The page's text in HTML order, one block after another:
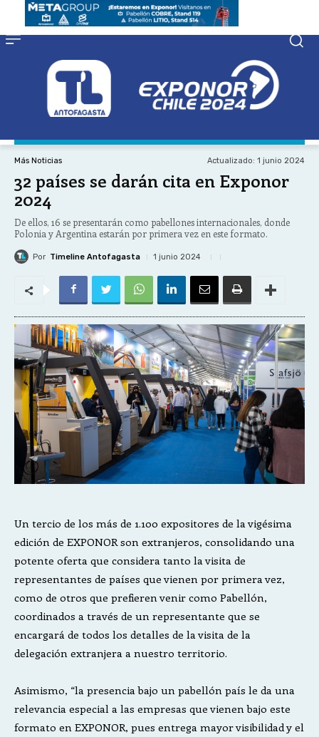
Más Noticias Actualizado: 1 junio 2024
32 países se darán cita en Exponor
2024
De ellos, 16 se presentarán como pabellones internacionales, donde
Polonia y Argentina estarán por primera vez en este formato.
Por Timeline Antofagasta 1 junio 2024
Un tercio de los más de 1.100 expositores de la vigésima
edición de EXPONOR son extranjeros, consolidando una
potente oferta que considera tanto la visita de
representantes de países que vienen por primera vez,
como de otros que prefieren venir como Pabellón,
coordinados a través de un representante que se
encargará de todos los detalles de la visita de la
delegación extranjera a nuestro territorio.
Asimismo, “la presencia bajo un pabellón país le da una
relevancia especial a las empresas que vienen bajo este
formato en EXPONOR, pues entrega mayor visibilidad y el